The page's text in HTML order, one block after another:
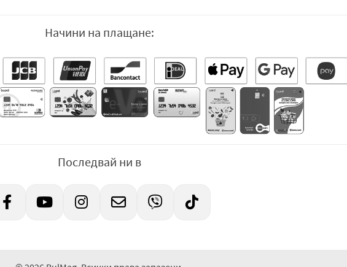
Начини на плащане:
Последвай ни в